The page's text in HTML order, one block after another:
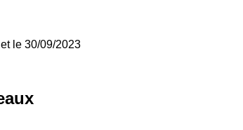
le 30/09/2023